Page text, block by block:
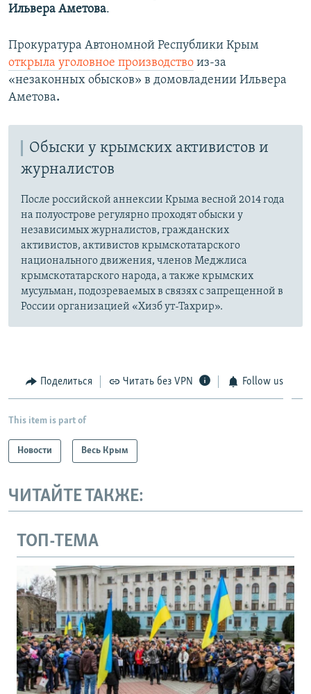
Ильвера Аметова.
Прокуратура Автономной Республики Крым
открыла уголовное производство из-за
«незаконных обысков» в домовладении Ильвера
Аметова.
Обыски у крымских активистов и
журналистов
После российской аннексии Крыма весной 2014 года
на полуострове регулярно проходят обыски у
независимых журналистов, гражданских
активистов, активистов крымскотатарского
национального движения, членов Меджлиса
крымскотатарского народа, а также крымских
мусульман, подозреваемых в связях с запрещенной в
России организацией «Хизб ут-Тахрир».
Поделиться Читать без VPN Follow us
This item is part of
Новости Весь Крым
ЧИТАЙТЕ ТАКЖЕ:
ТОП-ТЕМА